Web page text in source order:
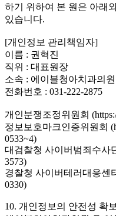
하기 위하여 본 원은 아래
있습니다.
[개인정보 관리책임자]
이름 : 권혁진
직위 : 대표원장
소속 : 에이블청아치과의원
전화번호 : 031-222-2875
개인분쟁조정위원회
정보보호마크인증위원회
0533~4)
대검찰청 사이버범죄수사
3573)
경찰청 사이버테러대응센
0330)
10. 개인정보의 안전성 확